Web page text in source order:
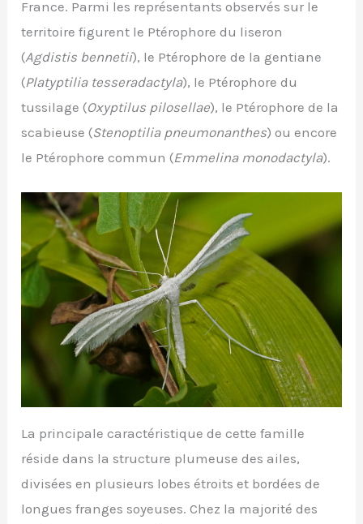
France. Parmi les représentants observés sur le
territoire figurent le Ptérophore du liseron
(Agdistis bennetii), le Ptérophore de la gentiane
(Platyptilia tesseradactyla), le Ptérophore du
tussilage (Oxyptilus pilosellae), le Ptérophore de la
scabieuse (Stenoptilia pneumonanthes) ou encore
le Ptérophore commun (Emmelina monodactyla).
La principale caractéristique de cette famille
réside dans la structure plumeuse des ailes,
divisées en plusieurs lobes étroits et bordées de
longues franges soyeuses. Chez la majorité des